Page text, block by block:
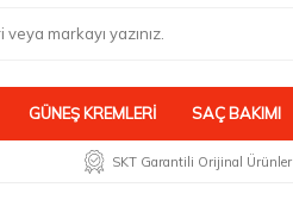
GÜNEŞ KREMLERI SAÇ BAKIMI
SKT Garantili Orijinal Ürünler